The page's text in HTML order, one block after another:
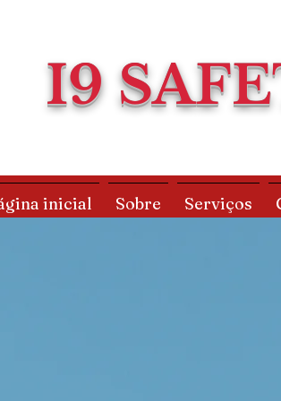
I9
inicial Sobre Serviços